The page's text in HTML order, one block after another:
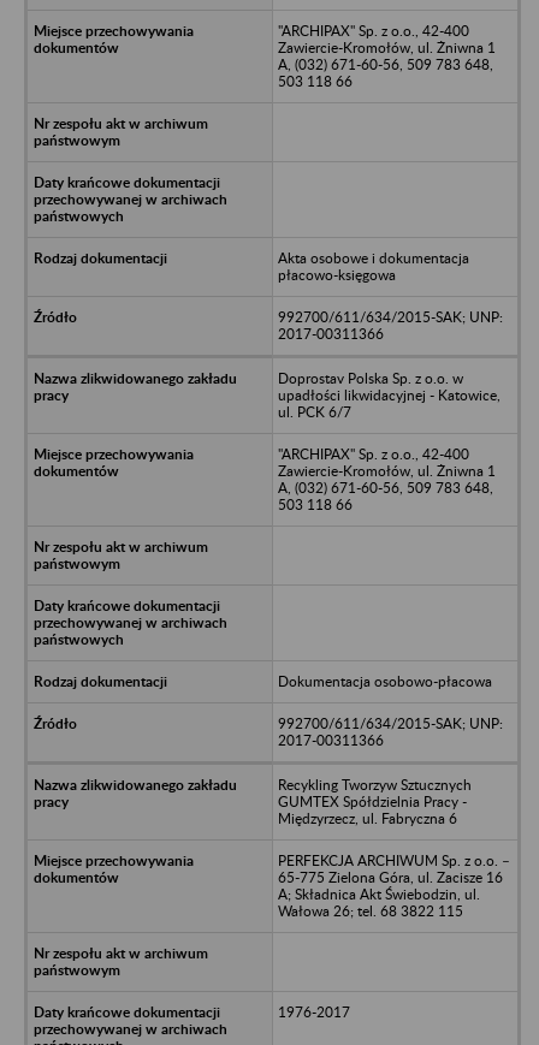
"ARCHIPAX" Sp. z o.o., 42-400
Zawiercie-Kromołów, ul. Żniwna 1
A, (032) 671-60-56, 509 783 648,
503 118 66
Akta osobowe i dokumentacja
płacowo-księgowa
992700/611/634/2015-SAK; UNP:
2017-00311366
Doprostav Polska Sp. z o.o. w
upadłości likwidacyjnej - Katowice,
ul. PCK 6/7
"ARCHIPAX" Sp. z o.o., 42-400
Zawiercie-Kromołów, ul. Żniwna 1
A, (032) 671-60-56, 509 783 648,
503 118 66
Dokumentacja osobowo-płacowa
992700/611/634/2015-SAK; UNP:
2017-00311366
Recykling Tworzyw Sztucznych
GUMTEX Spółdzielnia Pracy -
Międzyrzecz, ul. Fabryczna 6
PERFEKCJA ARCHIWUM Sp. z o.o. –
65-775 Zielona Góra, ul. Zacisze 16
A; Składnica Akt Świebodzin, ul.
Wałowa 26; tel. 68 3822 115
1976-2017